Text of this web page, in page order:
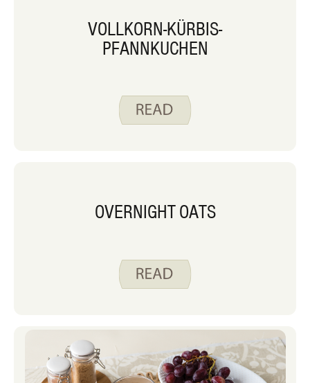
VOLLKORN-KÜRBIS-
PFANNKUCHEN
OVERNIGHT OATS